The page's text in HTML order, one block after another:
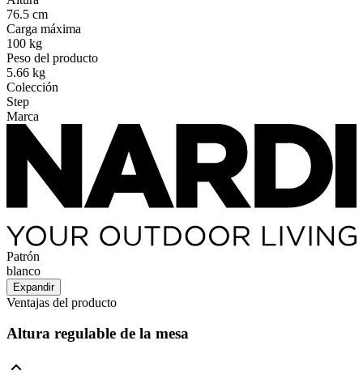
76.5 cm
Carga máxima
100 kg
Peso del producto
5.66 kg
Colección
Step
Marca
Patrón
blanco
Expandir
Ventajas del producto
Altura regulable de la mesa